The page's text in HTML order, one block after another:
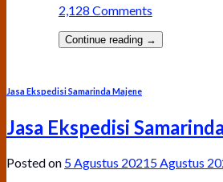
2,128 Comments
Continue reading →
Jasa Ekspedisi Samarinda Majene
Jasa Ekspedisi
Posted on 5 Agustus 20215 Agustus